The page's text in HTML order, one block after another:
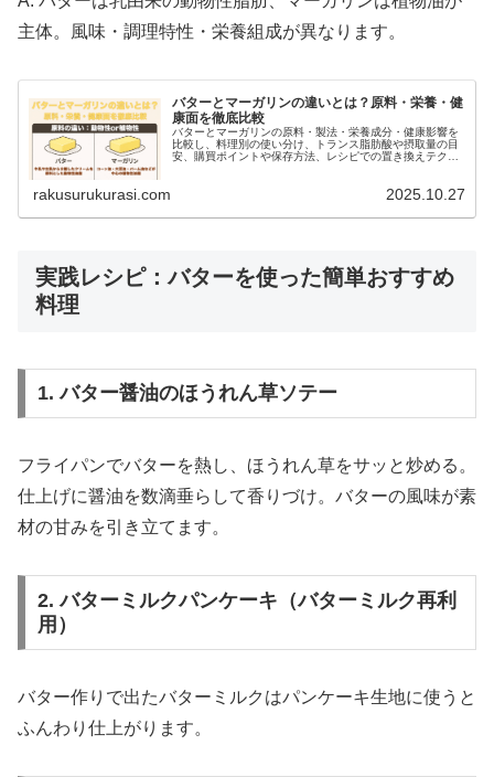
主体。風味・調理特性・栄養組成が異なります。
バターとマーガリンの違いとは？原料・栄養・健
康面を徹底比較
バターとマーガリンの原料・製法・栄養成分・健康影響を
比較し、料理別の使い分け、トランス脂肪酸や摂取量の目
安、購買ポイントや保存方法、レシピでの置き換えテクニ
rakusurukurasi.com 2025.10.27
実践レシピ：バターを使った簡単おすすめ
料理
1. バター醤油のほうれん草ソテー
フライパンでバターを熱し、ほうれん草をサッと炒める。
仕上げに醤油を数滴垂らして香りづけ。バターの風味が素
材の甘みを引き立てます。
2. バターミルクパンケーキ（バターミルク再利
用）
バター作りで出たバターミルクはパンケーキ生地に使うと
ふんわり仕上がります。